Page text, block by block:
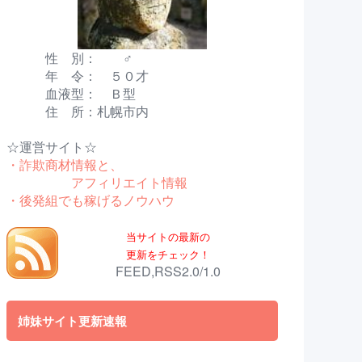
性 別： ♂
年 令： ５０才
血液型： Ｂ型
住 所：札幌市内
☆運営サイト☆
・詐欺商材情報と、
アフィリエイト情報
・後発組でも稼げるノウハウ
当サイトの最新の
更新をチェック！
FEED,RSS2.0/1.0
姉妹サイト更新速報